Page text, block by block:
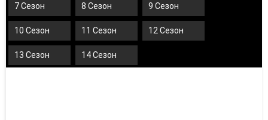
7 Сезон 8 Сезон 9 Сезон
10 Сезон 11 Сезон 12 Сезон
13 Сезон 14 Сезон